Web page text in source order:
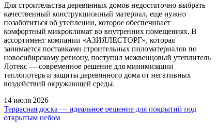
Для строительства деревянных домов недостаточно выбрать
качественный конструкционный материал, еще нужно
позаботиться об утеплении, которое обеспечивает
комфортный микроклимат во внутренних помещениях. В
ассортимент компании «АЗИЯЛЕСТОРГ», которая
занимается поставками строительных пиломатериалов по
новосибирскому региону, поступил межвенцовый утеплитель
Лотекс — современное решение для минимизации
теплопотерь и защиты деревянного дома от негативных
воздействий окружающей среды.
14 июля 2026
Террасная доска — идеальное решение для покрытий под
открытым небом